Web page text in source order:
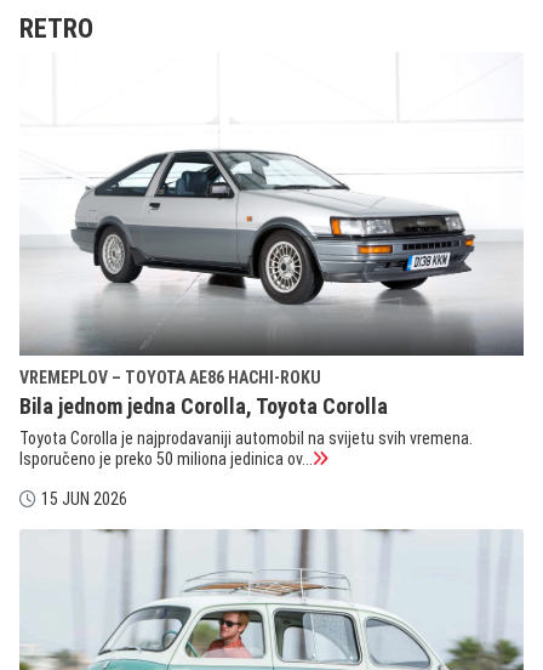
RETRO
VREMEPLOV – TOYOTA AE86 HACHI-ROKU
Bila jednom jedna Corolla, Toyota Corolla
Toyota Corolla je najprodavaniji automobil na svijetu svih vremena.
Isporučeno je preko 50 miliona jedinica ov...
15 JUN 2026